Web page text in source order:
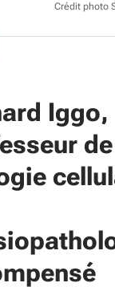
Crédit photo
Iggo,
de